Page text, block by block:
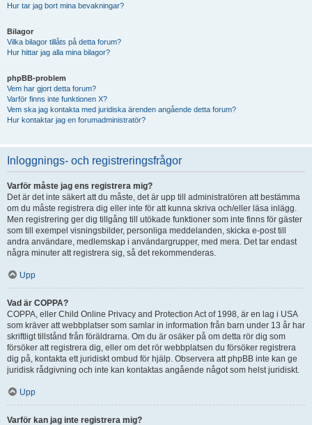
Hur tar jag bort mina bevakningar?
Bilagor
Vilka bilagor tillåts på detta forum?
Hur hittar jag alla mina bilagor?
phpBB-problem
Vem har gjort detta forum?
Varför finns inte funktionen X?
Vem ska jag kontakta med juridiska ärenden angående detta forum?
Hur kontaktar jag en forumadministratör?
Inloggnings- och registreringsfrågor
Varför måste jag ens registrera mig?
Det är det inte säkert att du måste, det är upp till administratören att bestämma
om du måste registrera dig eller inte för att kunna skriva och/eller läsa inlägg.
Men registrering ger dig tillgång till utökade funktioner som inte finns för gäster
som till exempel visningsbilder, personliga meddelanden, skicka e-post till
andra användare, medlemskap i användargrupper, med mera. Det tar endast
några minuter att registrera sig, så det rekommenderas.
Upp
Vad är COPPA?
COPPA, eller Child Online Privacy and Protection Act of 1998, är en lag i USA
som kräver att webbplatser som samlar in information från barn under 13 år har
skriftligt tillstånd från föräldrarna. Om du är osäker på om detta rör dig som
försöker att registrera dig, eller om det rör webbplatsen du försöker registrera
dig på, kontakta ett juridiskt ombud för hjälp. Observera att phpBB inte kan ge
juridisk rådgivning och inte kan kontaktas angående något som helst juridiskt.
Upp
Varför kan jag inte registrera mig?